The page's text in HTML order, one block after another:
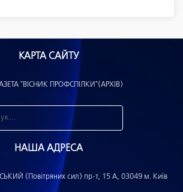
КАРТА САЙТУ
"ВІСНИК ПРОФСПІЛКИ"(АРХІВ)
НАША АДРЕСА
(Повітряних сил) пр-т, 15 А, 03049 м. Київ